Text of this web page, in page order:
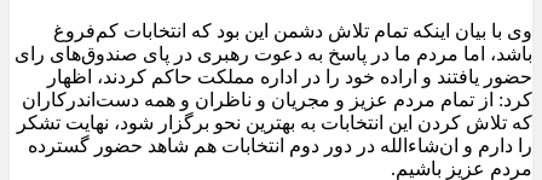
وی با بیان اینکه تمام تلاش دشمن این بود که انتخابات کم‌فروغ
باشد، اما مردم ما در پاسخ به دعوت رهبری در پای صندوق‌های رای
حضور یافتند و اراده خود را در اداره مملکت حاکم کردند، اظهار
کرد: از تمام مردم عزیز و مجریان و ناظران و همه دست‌اندرکاران
که تلاش کردن این انتخابات به بهترین نحو برگزار شود، نهایت تشکر
را دارم و ان‌شاءالله در دور دوم انتخابات هم شاهد حضور گسترده
مردم عزیز باشیم.